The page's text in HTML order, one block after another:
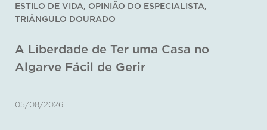
ESTILO DE VIDA, OPINIÃO DO ESPECIALISTA,
TRIÂNGULO DOURADO
A Liberdade de Ter uma Casa no
Algarve Fácil de Gerir
05/08/2026